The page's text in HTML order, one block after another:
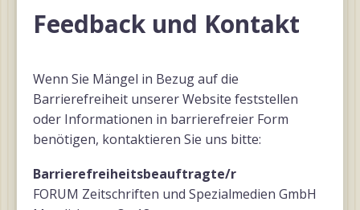
Feedback und Kontakt
Wenn Sie Mängel in Bezug auf die
Barrierefreiheit unserer Website feststellen
oder Informationen in barrierefreier Form
benötigen, kontaktieren Sie uns bitte:
Barrierefreiheitsbeauftragte/r
FORUM Zeitschriften und Spezialmedien GmbH